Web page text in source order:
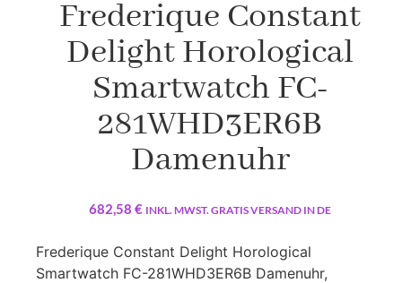
Frederique Constant
Delight Horological
Smartwatch FC-
281WHD3ER6B
Damenuhr
682,58 € INKL. MWST. GRATIS VERSAND IN DE
Frederique Constant Delight Horological
Smartwatch FC-281WHD3ER6B Damenuhr,